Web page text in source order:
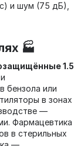
и шум (75 дБ),
🏭
1.5
бензола или
в зонах
—
Фармацевтика
в стерильных